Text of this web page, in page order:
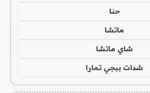
حنا
ماتشا
شاي ماتشا
شدات ببجي تمارا